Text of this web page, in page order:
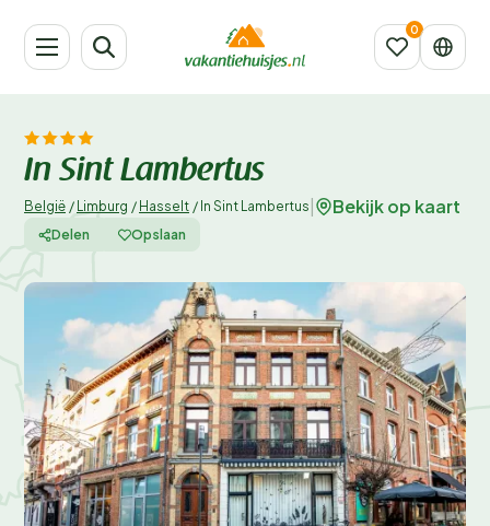
In Sint Lambertus
België / Limburg / Hasselt / In Sint Lambertus Bekijk op kaart
Delen Opslaan